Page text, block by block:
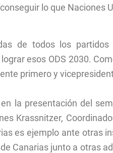
lo que Naciones
de todos los partidos
esos ODS 2030.
primero y
la presentación del
Krassnitzer,
es ejemplo ante otras
Canarias junto a otras